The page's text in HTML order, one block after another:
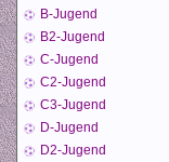
B-Jugend
B2-Jugend
C-Jugend
C2-Jugend
C3-Jugend
D-Jugend
D2-Jugend